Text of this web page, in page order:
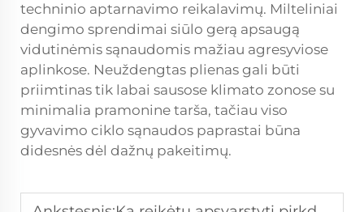
techninio aptarnavimo reikalavimų. Milteliniai
dengimo sprendimai siūlo gerą apsaugą
vidutinėmis sąnaudomis mažiau agresyviose
aplinkose. Neuždengtas plienas gali būti
priimtinas tik labai sausose klimato zonose su
minimalia pramonine tarša, tačiau viso
gyvavimo ciklo sąnaudos paprastai būna
didesnės dėl dažnų pakeitimų.